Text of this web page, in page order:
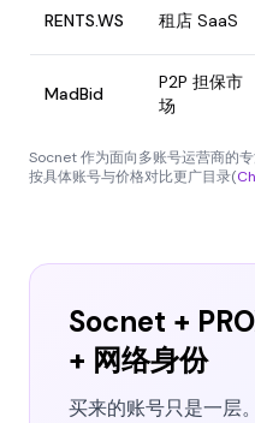
RENTS.WS 租店 SaaS
MadBid
P2P 担保市
场
Socnet 作为面向多账号运营商的
按具体账号与价格对比更广目录(
Socnet +
+ 网络身份
买来的账号只是一层